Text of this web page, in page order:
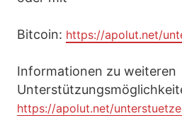
Bitcoin: https://apolut.net/
Informationen zu weiteren
https://apolut.net/